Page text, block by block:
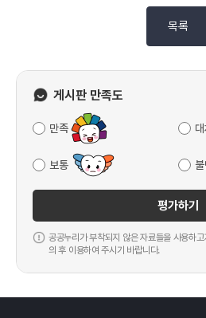
목록
게시판 만족도
만족
보통
평가하기
공공누리가 부착되지 않은 자료들을 사용하
의 후 이용하여 주시기 바랍니다.